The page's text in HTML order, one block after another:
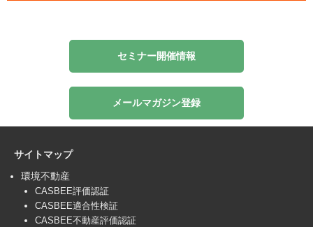
セミナー開催情報
メールマガジン登録
サイトマップ
環境不動産
CASBEE評価認証
CASBEE適合性検証
CASBEE不動産評価認証